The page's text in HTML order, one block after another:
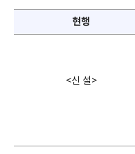
현행
<신 설>